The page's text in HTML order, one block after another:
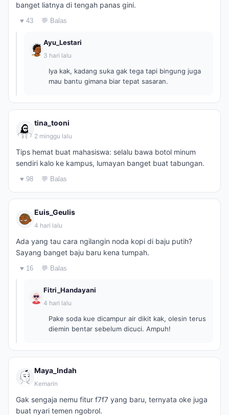
banget liatnya di tengah panas gini.
♥ 43 💬 Balas
Ayu_Lestari
3 hari lalu
Iya kak, kadang suka gak tega tapi bingung juga
mau bantu gimana biar tepat sasaran.
tina_tooni
2 minggu lalu
Tips hemat buat mahasiswa: selalu bawa botol minum
sendiri kalo ke kampus, lumayan banget buat tabungan.
♥ 98 💬 Balas
Euis_Geulis
4 hari lalu
Ada yang tau cara ngilangin noda kopi di baju putih?
Sayang banget baju baru kena tumpah.
♥ 16 💬 Balas
Fitri_Handayani
4 hari lalu
Pake soda kue dicampur air dikit kak, olesin terus
diemin bentar sebelum dicuci. Ampuh!
Maya_Indah
Kemarin
Gak sengaja nemu fitur f7f7 yang baru, ternyata oke juga
buat nyari temen ngobrol.